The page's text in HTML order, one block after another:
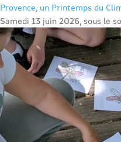
Provence, un Printemps du
Samedi 13 juin 2026, sous le